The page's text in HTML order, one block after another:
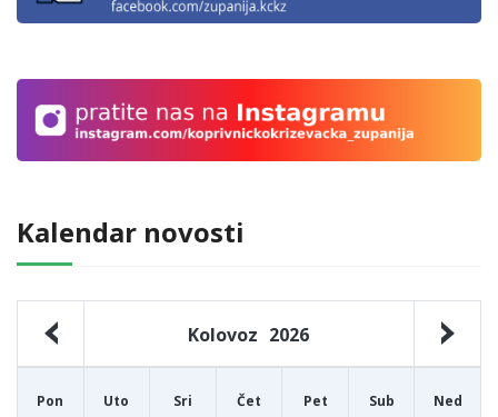
Kalendar novosti
Kolovoz 2026
Pon Uto Sri Čet Pet Sub Ned